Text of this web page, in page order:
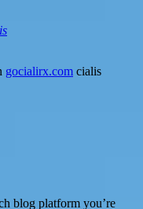
gocialirx.com cialis
blog platform you’re